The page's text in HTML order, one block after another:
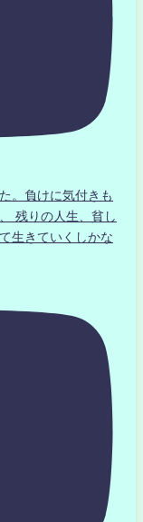
。負けに気付きも
残りの人生、貧し
生きていくしかな